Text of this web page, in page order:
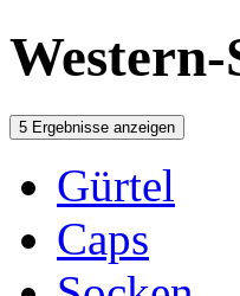
5 Ergebnisse anzeigen
Gürtel
Caps